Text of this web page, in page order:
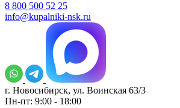
8 800 500 52 25
info@kupalniki-nsk.ru
г. Новосибирск, ул. Воинская 63/3
Пн-пт: 9:00 - 18:00